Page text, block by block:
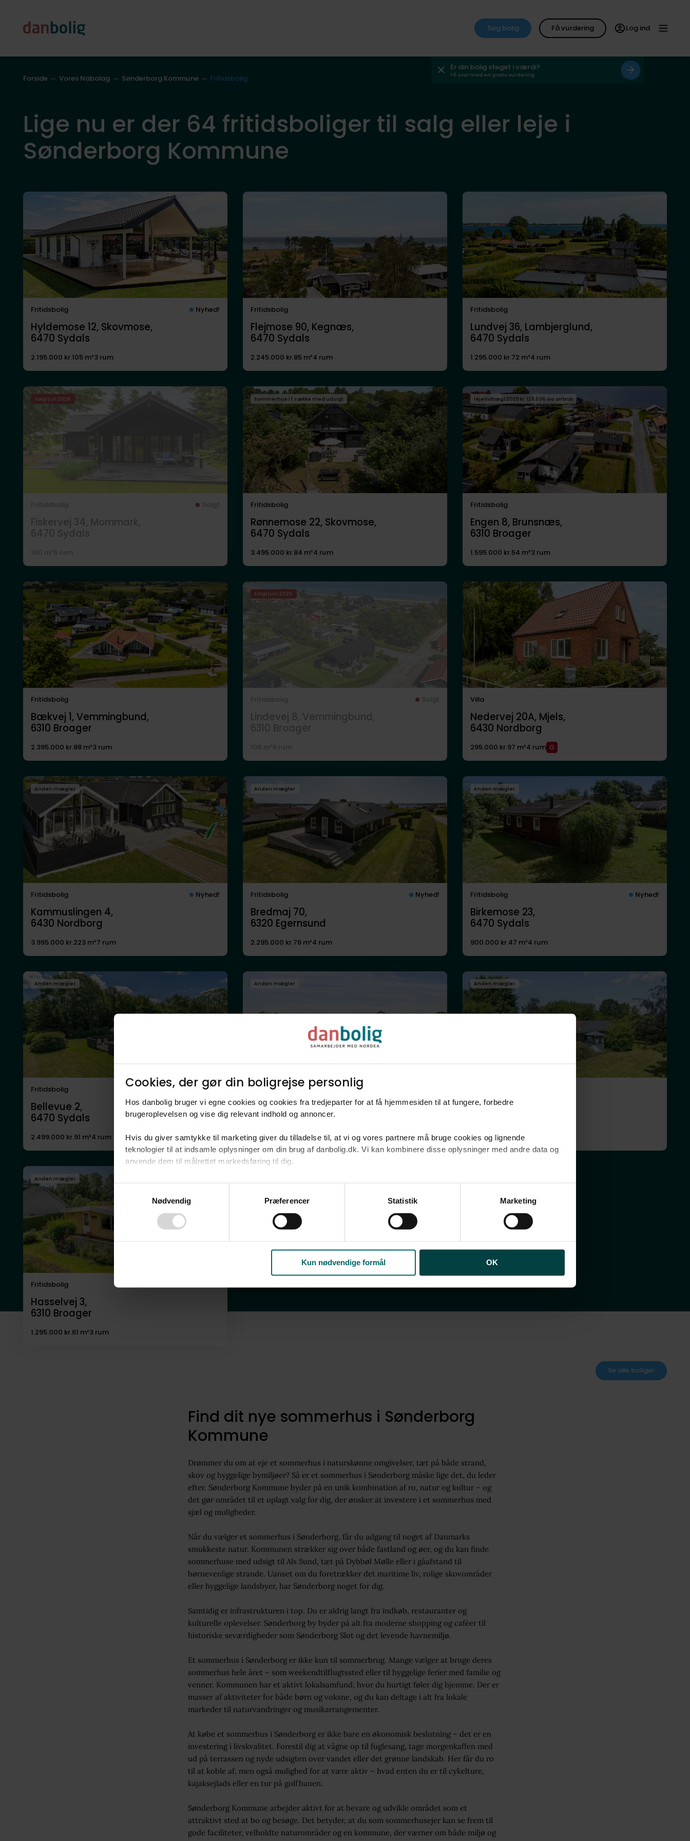
Cookies, der gør din boligrejse personlig​
Hos danbolig bruger vi egne cookies og cookies fra tredjeparter for at få hjemmesiden til at fungere, forbedre
brugeroplevelsen og vise dig relevant indhold og annoncer.​
Hvis du giver samtykke til marketing giver du tilladelse til, at vi og vores partnere må bruge cookies og lignende
teknologier til at indsamle oplysninger om din brug af danbolig.dk. Vi kan kombinere disse oplysninger med andre data og
anvende dem til målrettet markedsføring til dig.​
Ved at klikke på ”OK” giver du samtykke til alle formål. Du kan til enhver tid læse mere om brugen af cookies samt
tilbagekalde dit samtykke ved at følge linket til vores
. Oplysninger om behandling af personoplysninger
Nødvendig Præferencer Statistik Marketing
Kun nødvendige formål OK
Søg bolig Få vurdering Log ind
Er din bolig steget i værdi?
Få svar med en gratis vurdering
Forside Vores Nabolag Sønderborg Kommune Fritidsbolig
Lige nu er der 64 fritidsboliger til salg eller leje i
Sønderborg Kommune
Fritidsbolig Nyhed!
Hyldemose 12, Skovmose,
6470 Sydals
2.195.000 kr.105 m²3 rum
Fritidsbolig
Flejmose 90, Kegnæs,
6470 Sydals
2.245.000 kr.85 m²4 rum
Fritidsbolig
Lundvej 36, Lambjerglund,
6470 Sydals
1.295.000 kr.72 m²4 rum
Solgt juli 2026 Sommerhus i 1. række med udsigt
Fritidsbolig
Rønnemose 22, Skovmose,
6470 Sydals
3.495.000 kr.84 m²4 rum
lejeindtægt 2025 kr. 128.036 via airbnb
Fritidsbolig
Engen 8, Brunsnæs,
6310 Broager
1.595.000 kr.54 m²3 rum
Fritidsbolig
Bækvej 1, Vemmingbund,
6310 Broager
2.395.000 kr.88 m²3 rum
Solgt juni 2026
Villa
Nedervej 20A, Mjels,
6430 Nordborg
295.000 kr.97 m²4 rum
Anden mægler
Fritidsbolig Nyhed!
Kammuslingen 4,
6430 Nordborg
3.995.000 kr.223 m²7 rum
Anden mægler
Fritidsbolig Nyhed!
Bredmaj 70,
6320 Egernsund
2.295.000 kr.76 m²4 rum
Anden mægler
Fritidsbolig Nyhed!
Birkemose 23,
6470 Sydals
900.000 kr.47 m²4 rum
Anden mægler
Fritidsbolig Nyhed!
Bellevue 2,
6470 Sydals
2.499.000 kr.91 m²4 rum
Anden mægler
Fritidsbolig
Fiskerløkken 12,
6470 Sydals
6.995.000 kr.267 m²10 rum
Anden mægler
Birkemose 159,
1.395.000 kr.71 m²
Anden mægler
Fritidsbolig
Hasselvej 3,
6310 Broager
1.295.000 kr.61 m²3 rum
Se alle boliger
Find dit nye sommerhus i Sønderborg
Kommune
Drømmer du om at eje et sommerhus i naturskønne omgivelser, tæt på både strand,
skov og hyggelige bymiljøer? Så er et sommerhus i Sønderborg måske lige det, du leder
efter. Sønderborg Kommune byder på en unik kombination af ro, natur og kultur – og
det gør området til et oplagt valg for dig, der ønsker at investere i et sommerhus med
sjæl og muligheder.
Når du vælger et sommerhus i Sønderborg, får du adgang til noget af Danmarks
smukkeste natur. Kommunen strækker sig over både fastland og øer, og du kan finde
sommerhuse med udsigt til Als Sund, tæt på Dybbøl Mølle eller i gåafstand til
børnevenlige strande. Uanset om du foretrækker det maritime liv, rolige skovområder
eller hyggelige landsbyer, har Sønderborg noget for dig.
Samtidig er infrastrukturen i top. Du er aldrig langt fra indkøb, restauranter og
kulturelle oplevelser. Sønderborg by byder på alt fra moderne shopping og caféer til
historiske seværdigheder som Sønderborg Slot og det levende havnemiljø.
Et sommerhus i Sønderborg er ikke kun til sommerbrug. Mange vælger at bruge deres
sommerhus hele året – som weekendtilflugtssted eller til hyggelige ferier med familie og
venner. Kommunen har et aktivt lokalsamfund, hvor du hurtigt føler dig hjemme. Der er
masser af aktiviteter for både børn og voksne, og du kan deltage i alt fra lokale
markeder til naturvandringer og musikarrangementer.
At købe et sommerhus i Sønderborg er ikke bare en økonomisk beslutning – det er en
investering i livskvalitet. Forestil dig at vågne op til fuglesang, tage morgenkaffen med
ud på terrassen og nyde udsigten over vandet eller det grønne landskab. Her får du ro
til at koble af, men også mulighed for at være aktiv – hvad enten du er til cykelture,
kajaksejlads eller en tur på golfbanen.
Sønderborg Kommune arbejder aktivt for at bevare og udvikle området som et
attraktivt sted at bo og besøge. Det betyder, at du som sommerhusejer kan se frem til
gode faciliteter, velholdte naturområder og en kommune, der værner om både miljø og